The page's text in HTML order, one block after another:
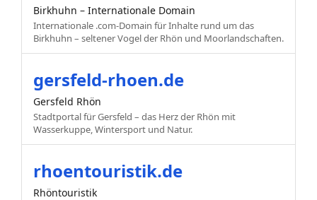
Birkhuhn – Internationale Domain
Internationale .com-Domain für Inhalte rund um das
Birkhuhn – seltener Vogel der Rhön und Moorlandschaften.
gersfeld-rhoen.de
Gersfeld Rhön
Stadtportal für Gersfeld – das Herz der Rhön mit
Wasserkuppe, Wintersport und Natur.
rhoentouristik.de
Rhöntouristik